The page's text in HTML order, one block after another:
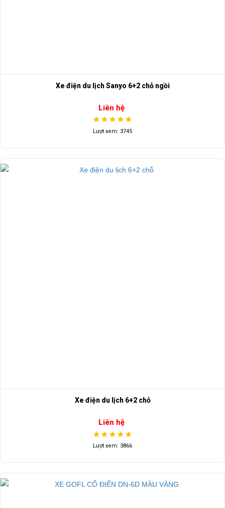
Xe điện du lịch Sanyo 6+2 chỗ ngồi
Liên hệ
Lượt xem: 3745
Xe điện du lịch 6+2 chỗ
Liên hệ
Lượt xem: 3866